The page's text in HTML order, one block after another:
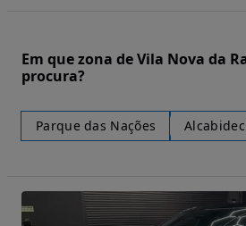
Em que zona de Vila Nova da
procura?
Parque das Nações